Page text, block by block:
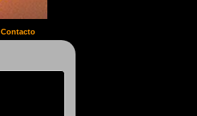
Contacto